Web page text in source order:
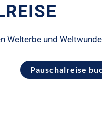
Welterbe und
Pauschalreise